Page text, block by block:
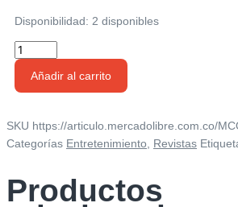
Disponibilidad: 2 disponibles
Revista
Soho
213
2018
cantidad
Añadir al carrito
SKU https://articulo.mercadolibre.com.co/
Categorías Entretenimiento Revistas
Productos